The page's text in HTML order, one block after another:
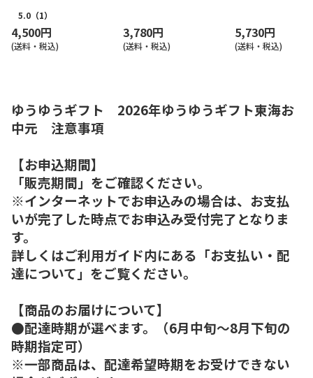
5.0 （1）
4,500円
(送料・税込)
3,780円
(送料・税込)
5,730円
(送料・税込)
ゆうゆうギフト 2026年ゆうゆうギフト東海お
中元 注意事項
【お申込期間】
「販売期間」をご確認ください。
※インターネットでお申込みの場合は、お支払
いが完了した時点でお申込み受付完了となりま
す。
詳しくはご利用ガイド内にある「お支払い・配
達について」をご覧ください。
【商品のお届けについて】
●配達時期が選べます。（6月中旬～8月下旬の
時期指定可）
※一部商品は、配達希望時期をお受けできない